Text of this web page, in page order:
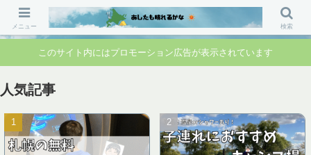
「行ってよかった」「準備して正解」 家族のお出かけ前の“不安”を“安心”に変
えるブログです。
このサイト内にはプロモーション広告が表示されています
人気記事
メニュー 検索